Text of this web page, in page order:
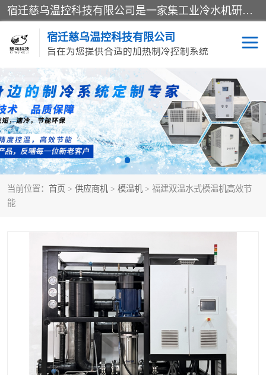
宿迁慈乌温控科技有限公司是一家集工业冷水机研发、制造、营销、服务于一体的技术生产型企业，经营范围包括：冷水机、螺杆式冷水机组、工业冷水机、水冷式冷水机、风冷式冷水机组、风冷螺杆式冷冻机组、冷冻机、注塑专用冷水机、混泥土专用冷水机、低温防爆冷水机组等。专业温控设备供应商 模温机/冷水机/导热油炉定制服务等
宿迁慈乌温控科技有限公司
旨在为您提供合适的加热制冷控制系统
当前位置： 首页 > 供应商机 > 模温机 > 福建双温水式模温机高效节
能
冷水机 模温机
导热油加热器